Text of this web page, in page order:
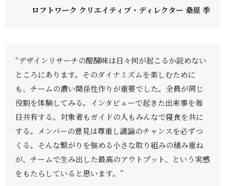
ロフトワーク クリエイティブ・ディレクター 桑原 季
“デザインリサーチの醍醐味は日々何が起こるか読めない
ところにあります。そのダイナミズムを楽しむために
も、チームの濃い関係性作りが重要でした。全員が同じ
役割を体験してみる。インタビューで起きた出来事を毎
日共有する。対象者もガイドの人もみんなで寝食を共に
する。メンバーの意見は尊重し議論のチャンスを必ずつ
くる。そんな繋がりを強める小さな取り組みの積み重ね
が、チームで生み出した最高のアウトプット、という実感
をもたらしていると思います。”